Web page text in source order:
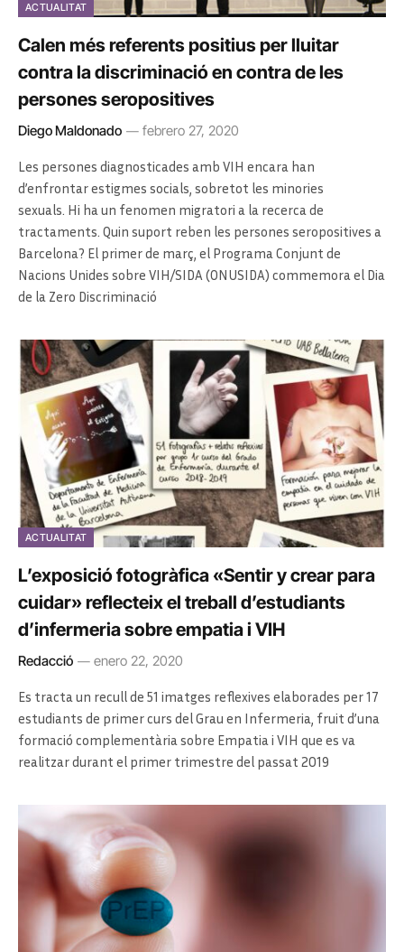
ACTUALITAT
Calen més referents positius per lluitar
contra la discriminació en contra de les
persones seropositives
Diego Maldonado febrero 27, 2020
Les persones diagnosticades amb VIH encara han
d’enfrontar estigmes socials, sobretot les minories
sexuals. Hi ha un fenomen migratori a la recerca de
tractaments. Quin suport reben les persones seropositives a
Barcelona? El primer de març, el Programa Conjunt de
Nacions Unides sobre VIH/SIDA (ONUSIDA) commemora el Dia
de la Zero Discriminació
ACTUALITAT
L’exposició fotogràfica «Sentir y crear para
cuidar» reflecteix el treball d’estudiants
d’infermeria sobre empatia i VIH
Redacció enero 22, 2020
Es tracta un recull de 51 imatges reflexives elaborades per 17
estudiants de primer curs del Grau en Infermeria, fruit d’una
formació complementària sobre Empatia i VIH que es va
realitzar durant el primer trimestre del passat 2019